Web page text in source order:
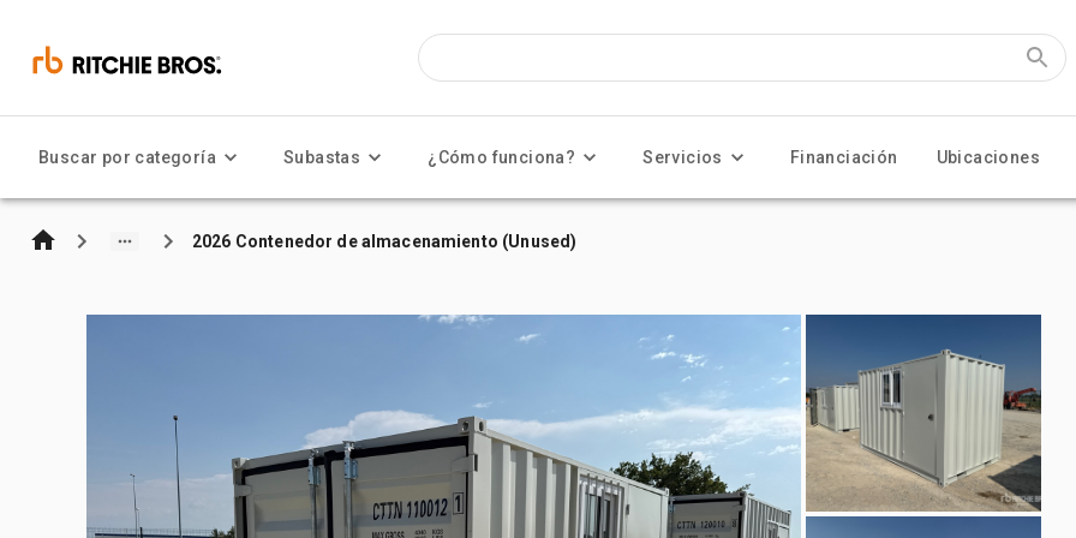
Buscar por categoría Subastas ¿Cómo funciona? Servicios Financiación Ubicaciones
2026 Contenedor de almacenamiento (Unused)